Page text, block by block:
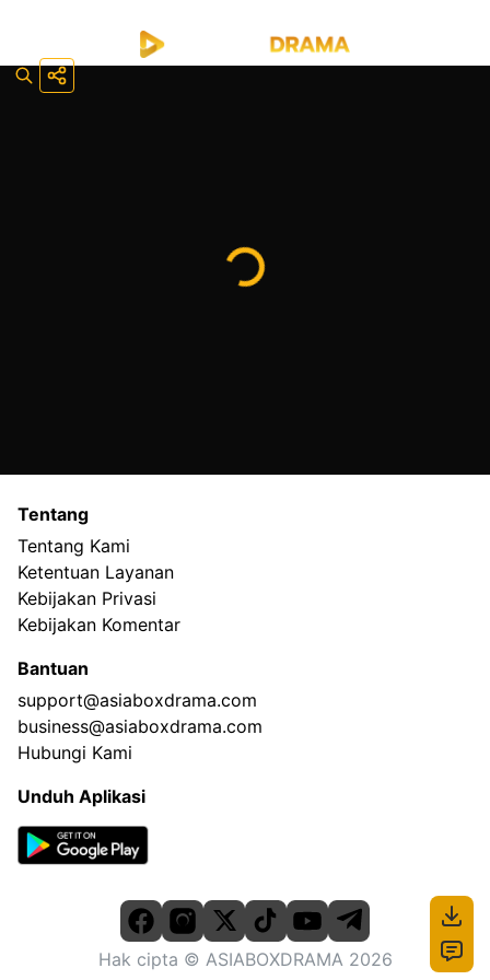
Tentang
Tentang Kami
Ketentuan Layanan
Kebijakan Privasi
Kebijakan Komentar
Bantuan
support@asiaboxdrama.com
business@asiaboxdrama.com
Hubungi Kami
Unduh Aplikasi
Hak cipta © ASIABOXDRAMA 2026